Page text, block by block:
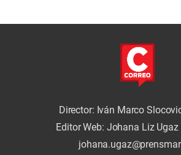
Director: Iván Marco
Editor Web: Johana Liz